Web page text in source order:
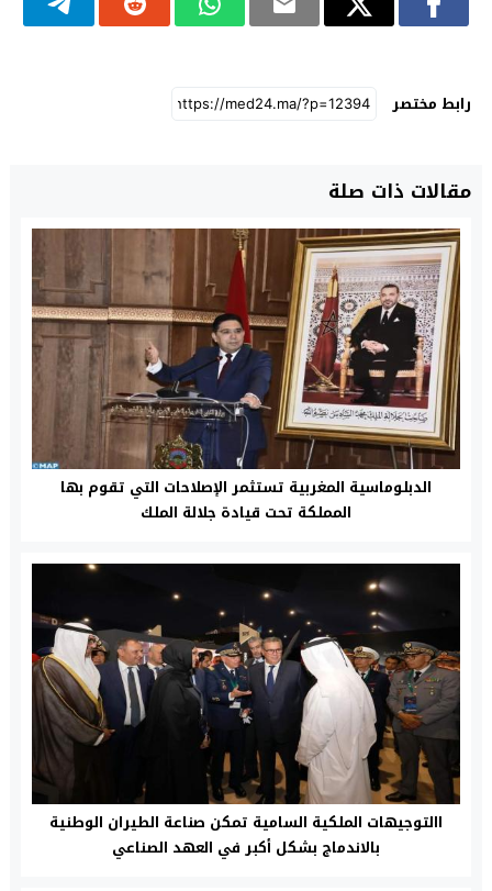
رابط مختصر
مقالات ذات صلة
الدبلوماسية المغربية تستثمر الإصلاحات التي تقوم بها
المملكة تحت قيادة جلالة الملك
االتوجيهات الملكية السامية تمكن صناعة الطيران الوطنية
بالاندماج بشكل أكبر في العهد الصناعي